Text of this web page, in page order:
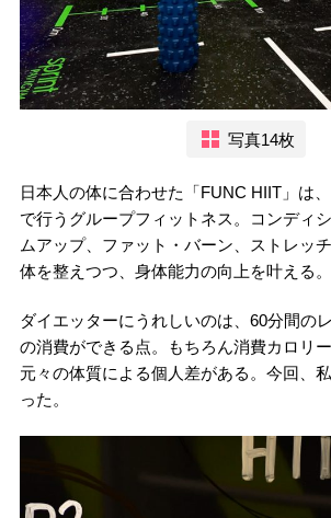
写真14枚
日本人の体に合わせた「FUNC HIIT」は
で行うグループフィットネス。コンディ
ムアップ、ファット・バーン、ストレッ
体を整えつつ、身体能力の向上を叶える。
ダイエッターにうれしいのは、60分間の
の消費ができる点。もちろん消費カロリ
元々の体質による個人差がある。今回、
った。